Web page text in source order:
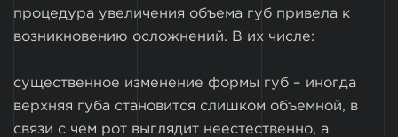
процедура увеличения объема губ привела к
возникновению осложнений. В их числе:
существенное изменение формы губ – иногда
верхняя губа становится слишком объемной, в
связи с чем рот выглядит неестественно, а